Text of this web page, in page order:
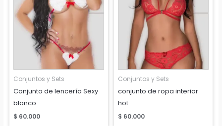
Conjuntos y Sets
Conjunto de lencería Sexy
blanco
$ 60.000
Conjuntos y Sets
conjunto de ropa interior
hot
$ 60.000